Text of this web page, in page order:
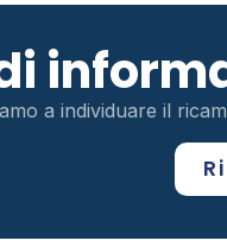
a individuare il